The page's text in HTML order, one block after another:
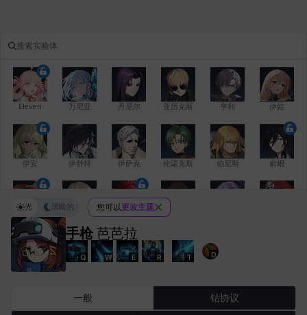
Eleven 万尼亚 丹尼尔 亚历克斯 亨利 伊娃
伊安 伊舒特 伊萨克 伦诺克斯 伯尼斯 俞岷
修凯 克雷弗
手枪 芭芭拉
Q W E R T D
光 黑暗的 您可以更改主题
一般 钴协议